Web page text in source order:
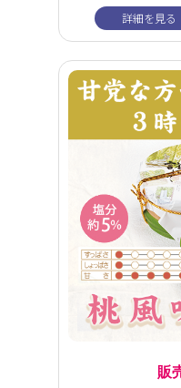
詳細を見る
販